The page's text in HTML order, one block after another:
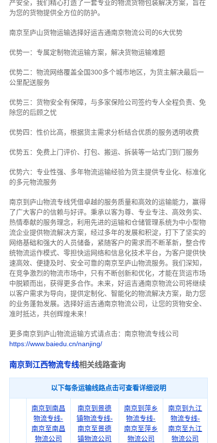
产安全，我们精心打造了一套专业的物流货物包装解决方案，旨在
为您的货物提供全方位的防护。
南京至庐山货物运输选择好运吉通南京物流公司的6大优势
优势一：专属定制物流运输方案，解决货物运输难题
优势二：物流网络覆盖全国300多个城市地区，为货主解决最后一
公里配送服务
优势三：货物安全有保障，与多家保险公司签约专人全程负责、免
除您的后顾之忧
优势四：性价比高，根据货主需求分析结合优质的服务透明收费
优势五：免费上门评价、打包、搬运、拆装等一站式门到门服务
优势六：专业性强、多年物流运输经验为货主提供专业化、标准化
的多元物流服务
南京到庐山物流专线凭借卓越的服务质量和高效的运输能力，赢得
了广大客户的信赖与好评。 秉承以客为尊、专业专注、高效务实、
热情奉献的服务理念，利用先进的运输和仓储管理系统为中小型物
流企业提供物流解决方案，经过多年的发展和积淀，打下了坚实的
网络基础和强大的人员储备，紧随客户的需求而不断革新，整合传
统物流运作模式、零担快运网络和信息化技术平台，为客户提供快
速高效、便捷及时、安全可靠的南京至庐山物流服务。 我们深知，
在竞争激烈的物流市场中，只有不断创新和优化，才能在货运市场
中脱颖而出，获得更多合作。 未来，好运吉通南京物流公司将继续
以客户需求为导向，提供定制化、智能化的物流解决方案，助力您
的业务蓬勃发展。选择好运吉通南京物流公司，让您的货物安全、
准时抵达，共创辉煌未来！
更多南京到庐山物流运输方式请点击：南京物流专线公司
https://www.baiedu.cn/nanjing/
南京到江西物流专线相关线路查询
以下每条运输线路点击可查看详细说明
南京到南昌
物流专线-
南京至南昌
物流公司
南京到景德
镇物流专线-
南京至景德
镇物流公司
南京到萍乡
物流专线-
南京至萍乡
物流公司
南京到九江
物流专线-
南京至九江
物流公司